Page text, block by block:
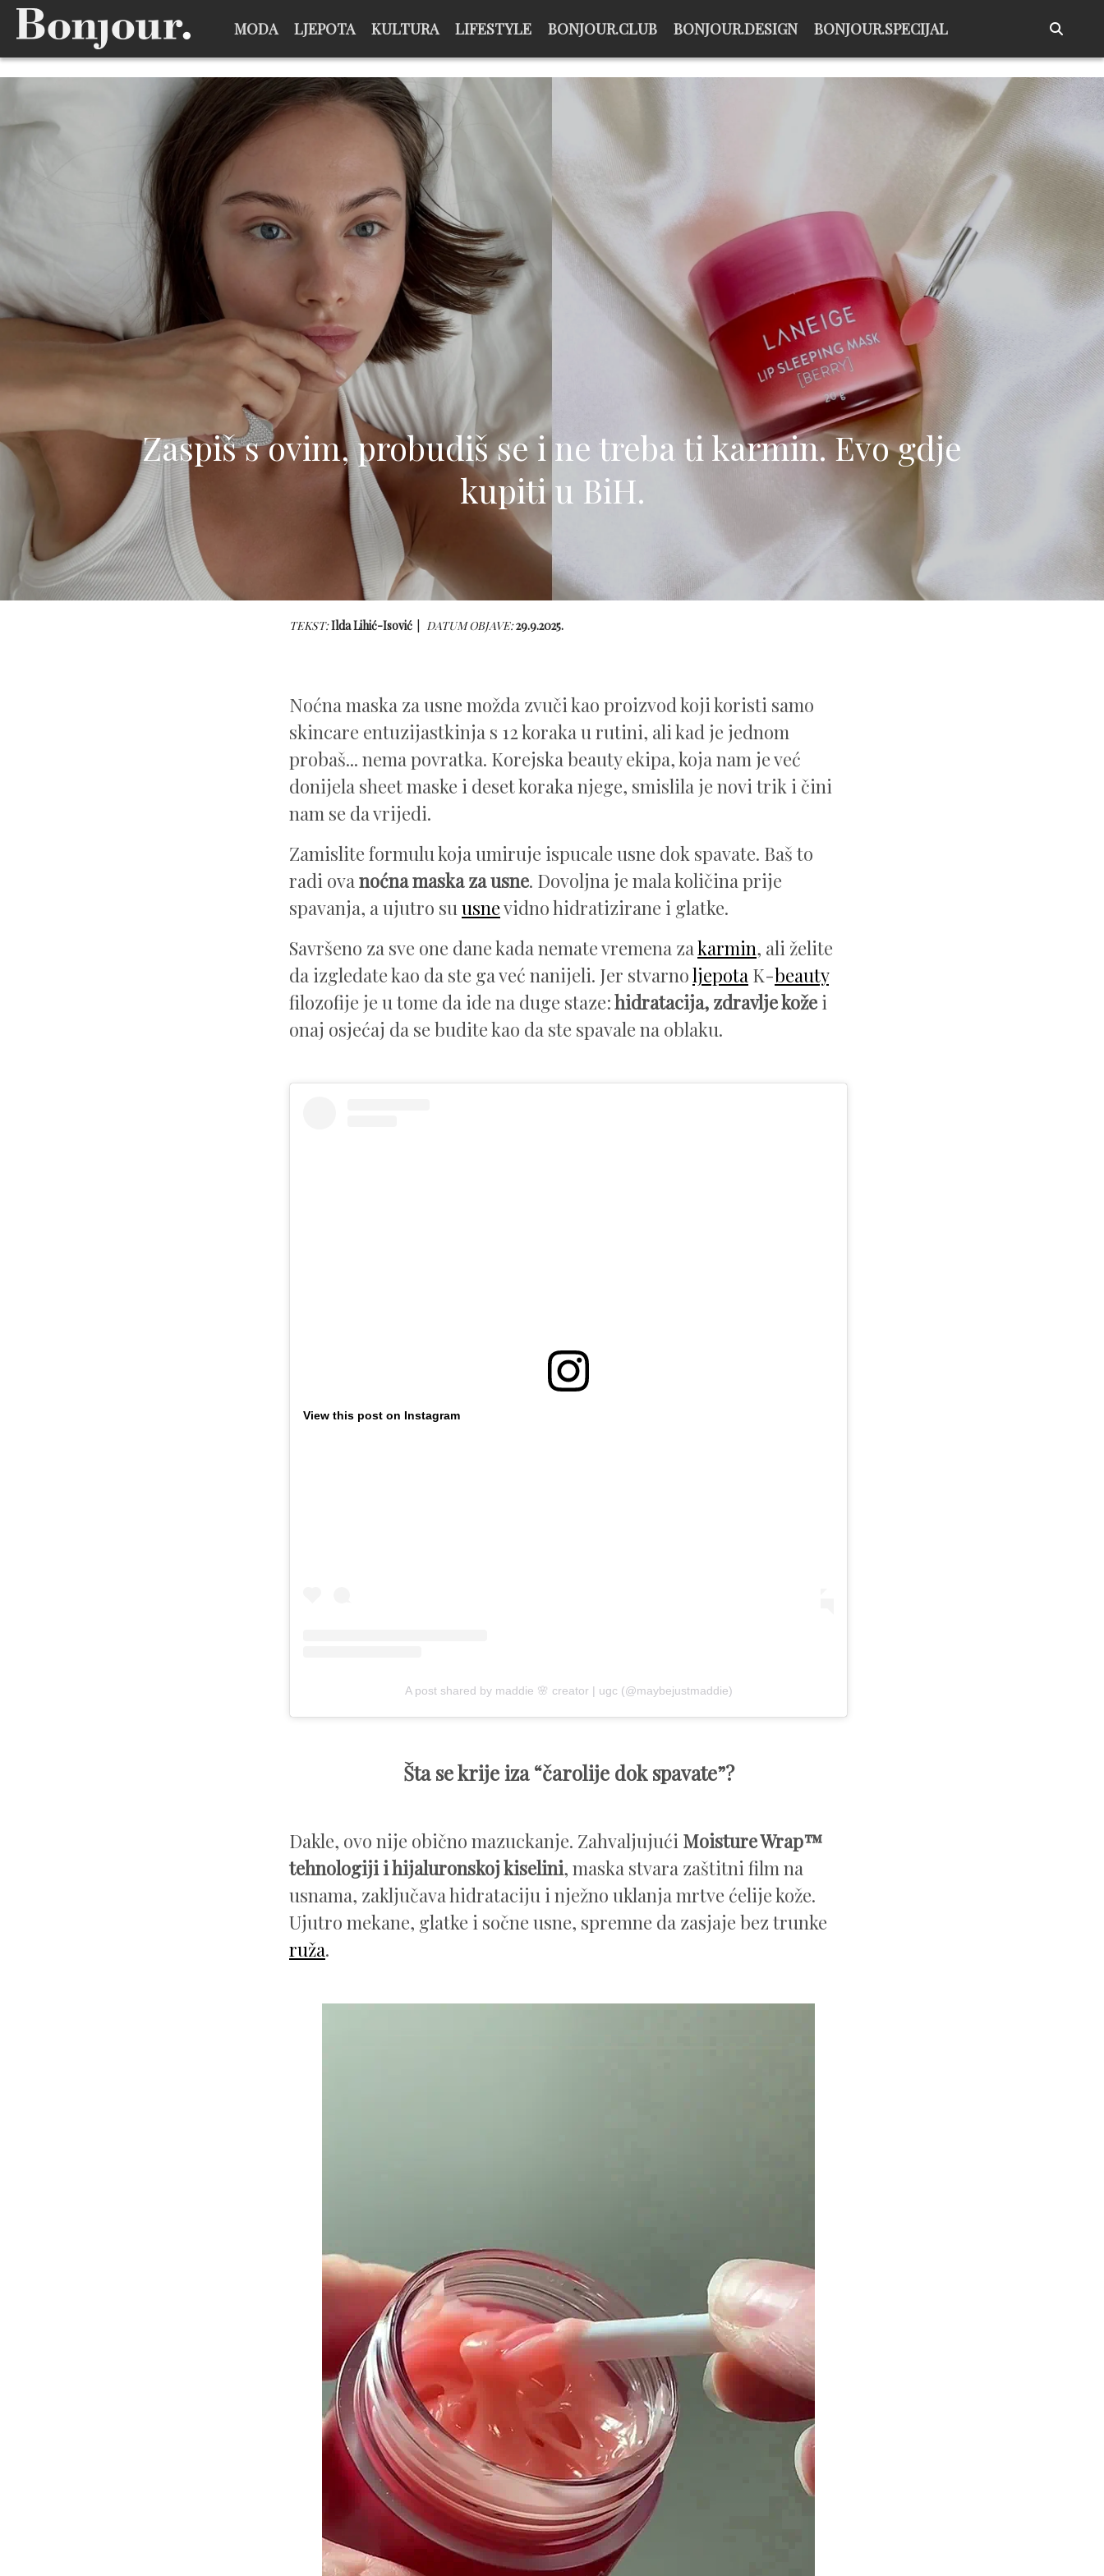
MODA LJEPOTA KULTURA LIFESTYLE BONJOUR.CLUB BONJOUR.DESIGN BONJOUR.SPECIJAL
Zaspiš s ovim, probudiš se i ne treba ti karmin. Evo gdje
kupiti u BiH.
TEKST:Ilda Lihić-Isović DATUM OBJAVE:29.9.2025.
Noćna maska za usne možda zvuči kao proizvod koji koristi samo
skincare entuzijastkinja s 12 koraka u rutini, ali kad je jednom
probaš... nema povratka. Korejska beauty ekipa, koja nam je već
donijela sheet maske i deset koraka njege, smislila je novi trik i čini
nam se da vrijedi.
Zamislite formulu koja umiruje ispucale usne dok spavate. Baš to
radi ovanoćna maska za usne. Dovoljna je mala količina prije
spavanja, a ujutro suusnevidno hidratizirane i glatke.
Savršeno za sve one dane kada nemate vremena zakarmin, ali želite
da izgledate kao da ste ga već nanijeli. Jer stvarnoljepota K-beauty
filozofije je u tome da ide na duge staze:hidratacija, zdravlje kože i
onaj osjećaj da se budite kao da ste spavale na oblaku.
View this post on Instagram
A post shared by maddie 🌸 creator | ugc (@maybejustmaddie)
Šta se krije iza “čarolije dok spavate”?
Dakle, ovo nije obično mazuckanje. Zahvaljujući Moisture Wrap™
tehnologiji i hijaluronskoj kiselini, maska stvara zaštitni film na
usnama, zaključava hidrataciju i nježno uklanja mrtve ćelije kože.
Ujutro mekane, glatke i sočne usne, spremne da zasjaje bez trunke
ruža.